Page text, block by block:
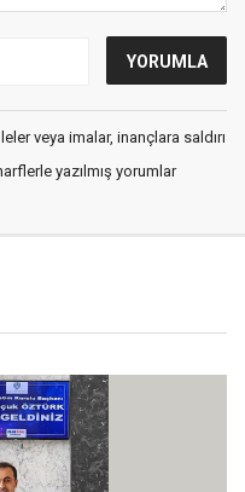
veya imalar, inançlara saldırı
yazılmış yorumlar